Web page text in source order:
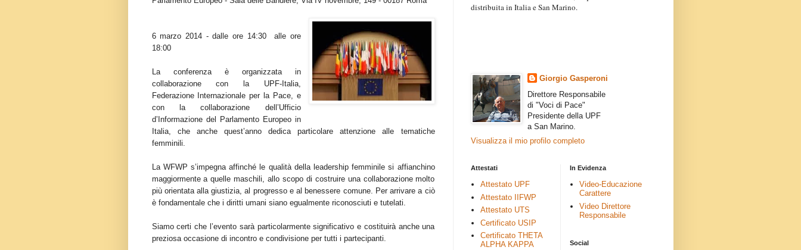
6 marzo 2014 - dalle ore 14:30 alle ore
18:00
La conferenza è organizzata in
collaborazione con la UPF-Italia,
Federazione Internazionale per la Pace, e
con la collaborazione dell’Ufficio
d’Informazione del Parlamento Europeo in
Italia, che anche quest’anno dedica particolare attenzione alle tematiche
femminili.
La WFWP s’impegna affinché le qualità della leadership femminile si affianchino
maggiormente a quelle maschili, allo scopo di costruire una collaborazione molto
più orientata alla giustizia, al progresso e al benessere comune. Per arrivare a ciò
è fondamentale che i diritti umani siano egualmente riconosciuti e tutelati.
Siamo certi che l’evento sarà particolarmente significativo e costituirà anche una
preziosa occasione di incontro e condivisione per tutti i partecipanti.
distribuita in Italia e San Marino.
Giorgio Gasperoni
Direttore Responsabile
di "Voci di Pace"
Presidente della UPF
a San Marino.
Visualizza il mio profilo completo
Attestati
Attestato UPF
Attestato IIFWP
Attestato UTS
Certificato USIP
Certificato THETA
ALPHA KAPPA
In Evidenza
Video-Educazione
Carattere
Video Direttore
Responsabile
Social